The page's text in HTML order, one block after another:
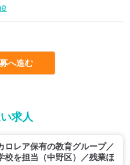
へ進む
求人
ロレア保有の教育グループ／
校を担当（中野区）／残業ほ